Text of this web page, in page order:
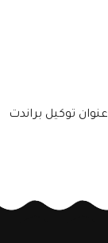
عنوان توكيل براندت